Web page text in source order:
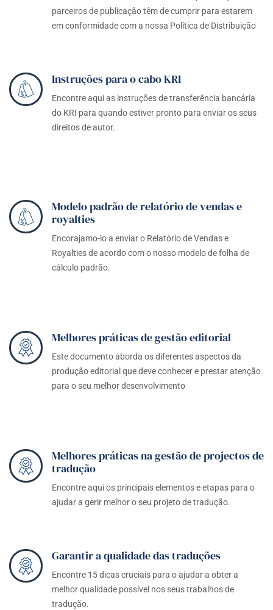
parceiros de publicação têm de cumprir para estarem
em conformidade com a nossa Política de Distribuição
Instruções para o cabo KRI
Encontre aqui as instruções de transferência bancária
do KRI para quando estiver pronto para enviar os seus
direitos de autor.
Modelo padrão de relatório de vendas e
royalties
Encorajamo-lo a enviar o Relatório de Vendas e
Royalties de acordo com o nosso modelo de folha de
cálculo padrão.
Melhores práticas de gestão editorial
Este documento aborda os diferentes aspectos da
produção editorial que deve conhecer e prestar atenção
para o seu melhor desenvolvimento
Melhores práticas na gestão de projectos de
tradução
Encontre aqui os principais elementos e etapas para o
ajudar a gerir melhor o seu projeto de tradução.
Garantir a qualidade das traduções
Encontre 15 dicas cruciais para o ajudar a obter a
melhor qualidade possível nos seus trabalhos de
tradução.